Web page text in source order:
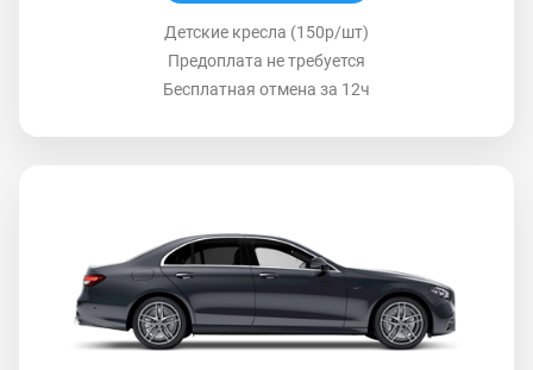
Детские кресла (150р/шт)
Предоплата не требуется
Бесплатная отмена за 12ч